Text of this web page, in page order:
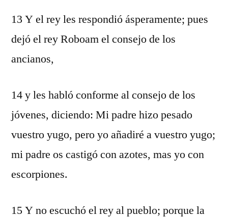
13 Y el rey les respondió ásperamente; pues
dejó el rey Roboam el consejo de los
ancianos,
14 y les habló conforme al consejo de los
jóvenes, diciendo: Mi padre hizo pesado
vuestro yugo, pero yo añadiré a vuestro yugo;
mi padre os castigó con azotes, mas yo con
escorpiones.
15 Y no escuchó el rey al pueblo; porque la